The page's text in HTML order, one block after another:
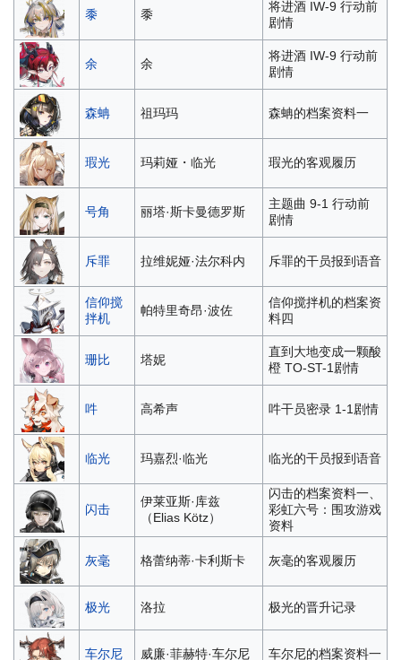
黍 黍
将进酒 IW-9 行动前
剧情
余 余
将进酒 IW-9 行动前
剧情
森蚺 祖玛玛 森蚺的档案资料一
瑕光 玛莉娅・临光 瑕光的客观履历
号角 丽塔·斯卡曼德罗斯
主题曲 9-1 行动前
剧情
斥罪 拉维妮娅·法尔科内 斥罪的干员报到语音
信仰搅
拌机
帕特里奇昂·波佐
信仰搅拌机的档案资
料四
珊比 塔妮
直到大地变成一颗酸
橙 TO-ST-1剧情
吽 高希声 吽干员密录 1-1剧情
临光 玛嘉烈·临光 临光的干员报到语音
闪击
伊莱亚斯·库兹
（Elias Kötz）
闪击的档案资料一、
彩虹六号：围攻游戏
资料
灰毫 格蕾纳蒂·卡利斯卡 灰毫的客观履历
极光 洛拉 极光的晋升记录
车尔尼 威廉·菲赫特·车尔尼 车尔尼的档案资料一